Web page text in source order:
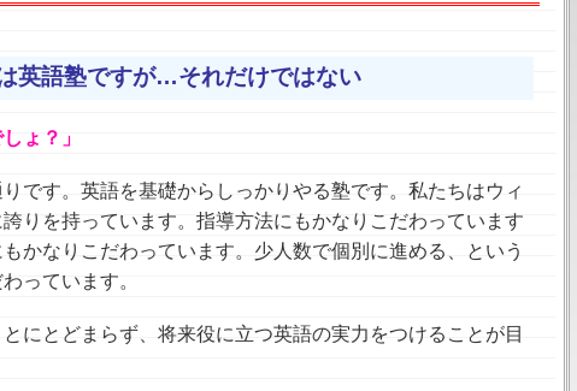
英語塾ですが…それだけではない
ょ？」
です。英語を基礎からしっかりやる塾です。私たちはウィ
りを持っています。指導方法にもかなりこだわっています
かなりこだわっています。少人数で個別に進める、という
っています。
にとどまらず、将来役に立つ英語の実力をつけることが目